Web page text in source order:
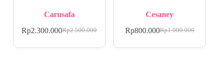
Carusafa
Rp2.500.000
Rp2.300.000
Cesaney
Rp1.000.000
Rp800.000